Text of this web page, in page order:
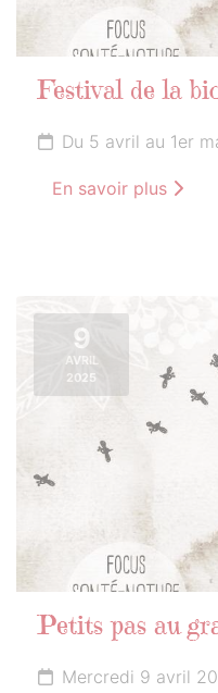
Festival de la
Du 5 avril au 1er
En savoir plus
9
AVRIL
2025
Petits pas au
Mercredi 9 avril